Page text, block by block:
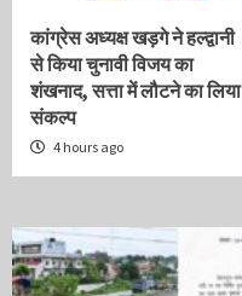
कांग्रेस अध्यक्ष खड़गे ने हल्द्वानी
से किया चुनावी विजय का
शंखनाद, सत्ता में लौटने का लिया
संकल्प
4 hours ago